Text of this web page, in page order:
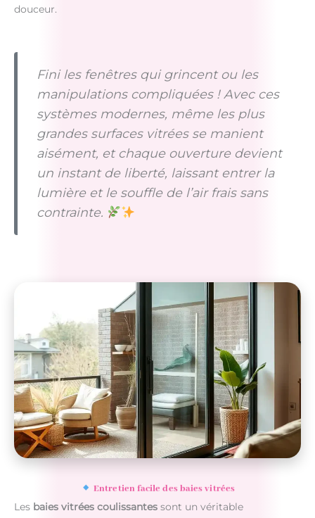
douceur.
Fini les fenêtres qui grincent ou les
manipulations compliquées ! Avec ces
systèmes modernes, même les plus
grandes surfaces vitrées se manient
aisément, et chaque ouverture devient
un instant de liberté, laissant entrer la
lumière et le souffle de l’air frais sans
contrainte.
Entretien facile des baies vitrées
Les baies vitrées coulissantes sont un véritable